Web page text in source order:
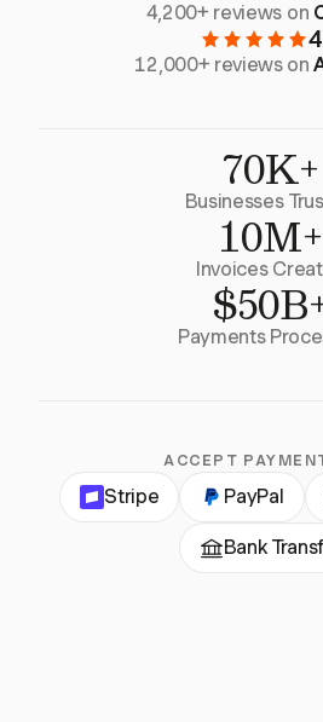
4,200+ reviews on
12,000+ reviews on
70K+
Businesses
10M+
Invoices
Payments
ACCEPT
Stripe PayPal
Bank